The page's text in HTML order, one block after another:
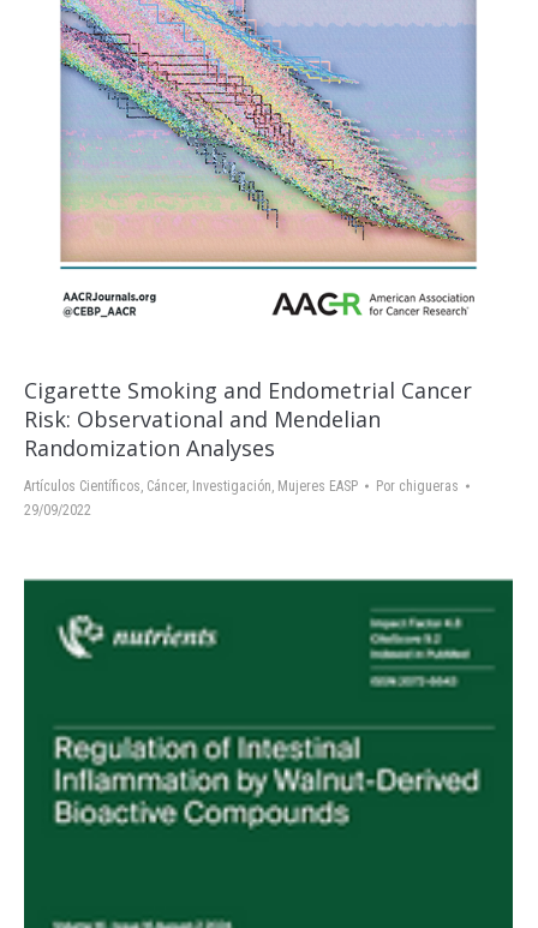
Cigarette Smoking and Endometrial Cancer
Risk: Observational and Mendelian
Randomization Analyses
Artículos Científicos, Cáncer, Investigación, Mujeres EASP Por chigueras
29/09/2022